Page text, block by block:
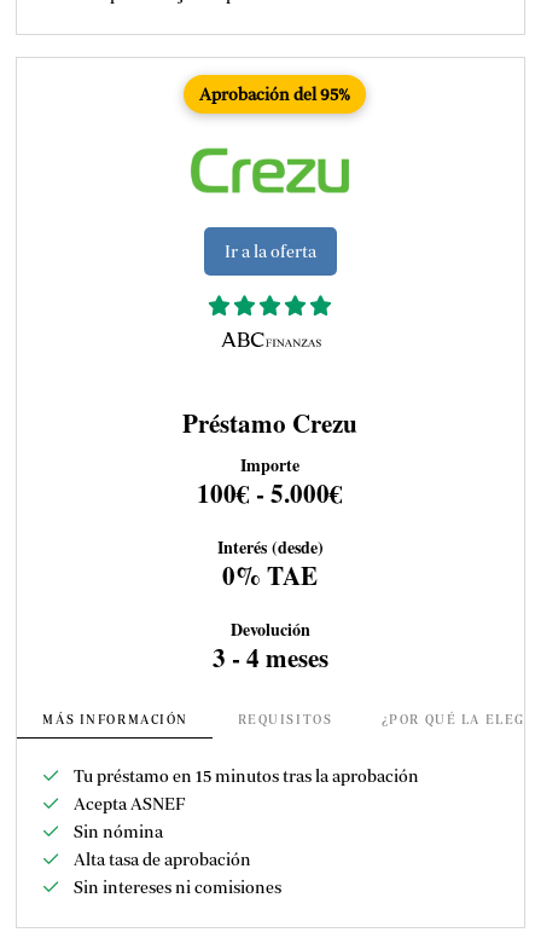
Aprobación del 95%
Ir a la oferta
Préstamo Crezu
Importe
100€ - 5.000€
Interés (desde)
0% TAE
Devolución
3 - 4 meses
MÁS INFORMACIÓN REQUISITOS ¿POR QUÉ LA
Tu préstamo en 15 minutos tras la aprobación
Acepta ASNEF
Sin nómina
Alta tasa de aprobación
Sin intereses ni comisiones